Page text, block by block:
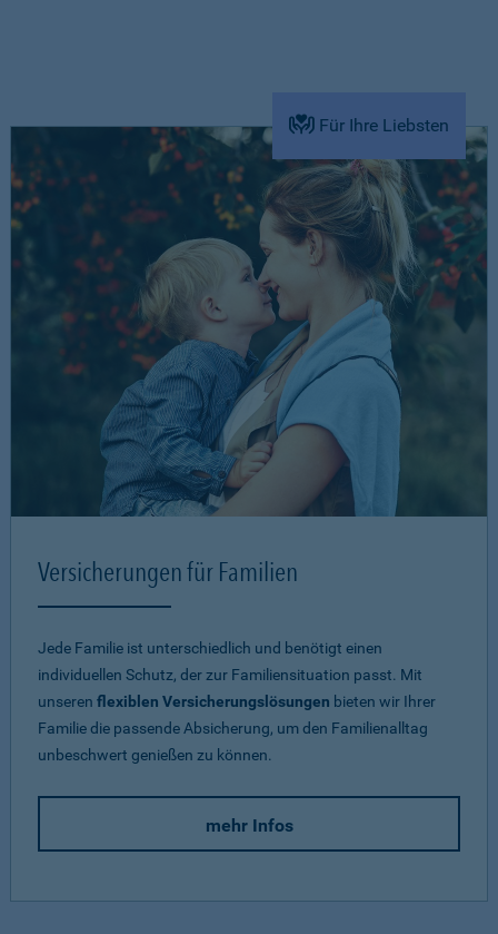
Für Ihre Liebsten
Versicherungen für Familien
Jede Familie ist unterschiedlich und benötigt einen
individuellen Schutz, der zur Familiensituation passt. Mit
unseren flexiblen Versicherungslösungen bieten wir Ihrer
Familie die passende Absicherung, um den Familienalltag
unbeschwert genießen zu können.
mehr Infos